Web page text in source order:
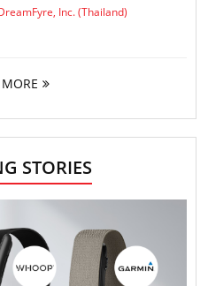
Inc. (Thailand)
STORIES